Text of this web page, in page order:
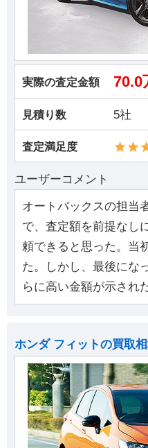
実際の査定金額 70.0
見積り数 5社
査定満足度
ユーザーコメント
オートバックスの担当
で、査定額を前提なし
頼できると思った。当
た。しかし、最後にな
らに高い金額が示され
ホンダ フィットの買取